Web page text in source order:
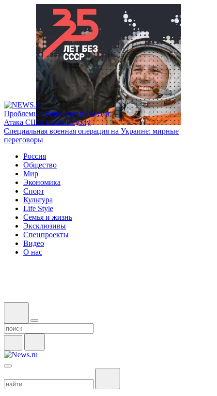
Проблемы с бензином в России
Атака США на Венесуэлу
Специальная военная операция на Украине: мирные
переговоры
Россия
Общество
Мир
Экономика
Спорт
Культура
Life Style
Семья и жизнь
Эксклюзивы
Спецпроекты
Видео
О нас